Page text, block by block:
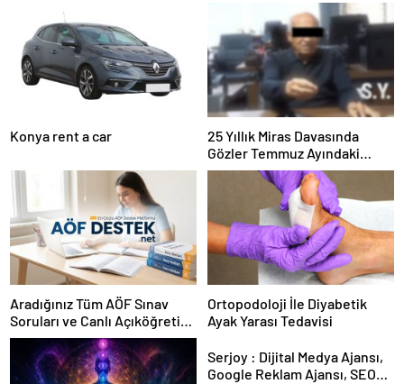
Konya rent a car
25 Yıllık Miras Davasında
Gözler Temmuz Ayındaki
Karar Duruşmasına Çevrildi
Aradığınız Tüm AÖF Sınav
Soruları ve Canlı Açıköğretim
Forumu Burada
Ortopodoloji İle Diyabetik
Ayak Yarası Tedavisi
Serjoy : Dijital Medya Ajansı,
Google Reklam Ajansı, SEO